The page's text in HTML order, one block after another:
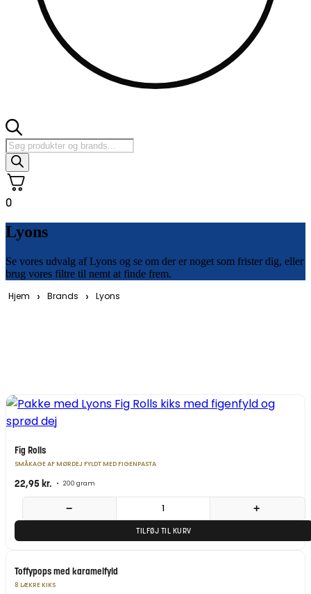
Products
search
0
Lyons
Se vores udvalg af Lyons og se om der er noget som frister dig, eller
brug vores filtre til nemt at finde frem.
Hjem
› Brands › Lyons
Fig Rolls
SMÅKAGE AF MØRDEJ FYLDT MED FIGENPASTA
22,95 kr. • 200 gram
− +
TILFØJ TIL KURV
Toffypops med karamelfyld
8 LÆKRE KIKS